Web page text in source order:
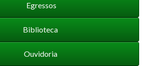
Egressos
Biblioteca
Ouvidoria